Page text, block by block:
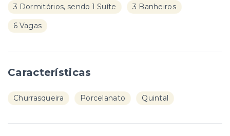
3 Dormitórios, sendo 1 Suíte 3 Banheiros
6 Vagas
Características
Churrasqueira Porcelanato Quintal